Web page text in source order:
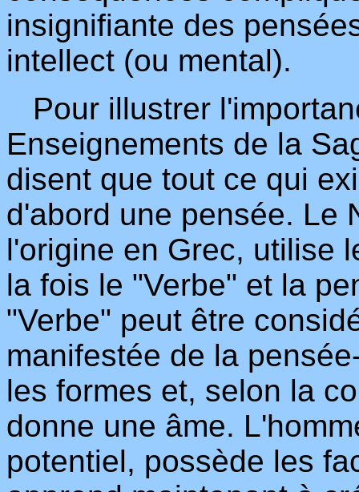
insignifiante des
intellect (ou mental).
Pour illustrer
Enseignements de la
disent que tout ce qui
d'abord une pensée. Le
l'origine en Grec, utilise
la fois le "Verbe" et la
"Verbe" peut être
manifestée de la
les formes et, selon la
donne une âme.
potentiel, possède les